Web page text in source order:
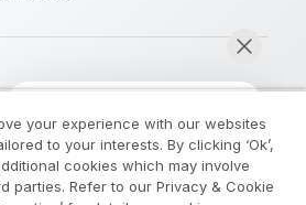
Legal Policies
your experience with our websites
to your interests. By clicking ‘Ok’,
cookies which may involve
parties. Refer to our Privacy & Cookie